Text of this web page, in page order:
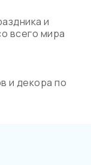
и
всего мира
и декора по